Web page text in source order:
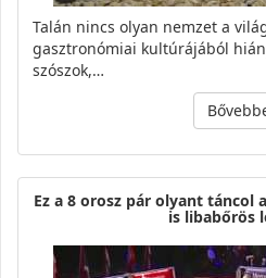
Talán nincs olyan nemzet a
gasztronómiai kultúrájából
szószok,…
Ez a 8 orosz pár olyant
is libabőrös